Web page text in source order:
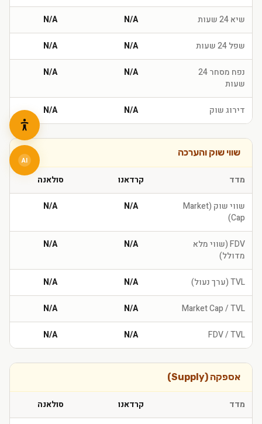
שיא 24 שעות N/A
N/A
שפל 24 שעות N/A
N/A
נפח מסחר 24
שעות
N/A
N/A
דירוג שוק N/A
N/A
שווי שוק והערכה
מדד קרדאנו סולאנה
שווי שוק (Market
Cap)
N/A
N/A
FDV (שווי מלא
מדולל)
N/A
N/A
TVL (ערך נעול) N/A
N/A
Market Cap / TVL
N/A
N/A
FDV / TVL
N/A
N/A
אספקה (Supply)
מדד קרדאנו סולאנה
AI